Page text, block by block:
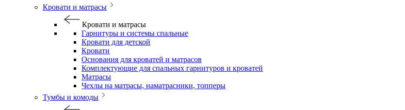
Кровати и матрасы
Кровати и матрасы
Гарнитуры и системы спальные
Кровати для детской
Кровати
Основания для кроватей и матрасов
Комплектующие для спальных гарнитуров и кроватей
Матрасы
Чехлы на матрасы, наматрасники, топперы
Тумбы и комоды